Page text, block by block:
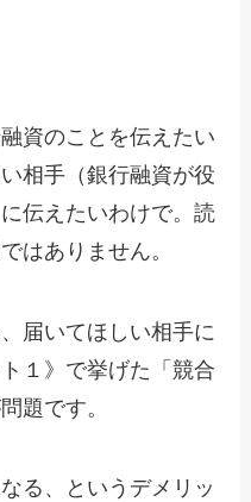
資のことを伝えたい
相手（銀行融資が役
伝えたいわけで。読
はありません。
届いてほしい相手に
１》で挙げた「競合
題です。
る、というデメリッ